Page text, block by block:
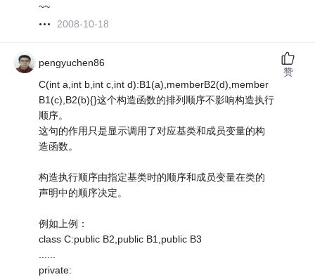
~~
2008-10-18
pengyuchen86
C(int a,int b,int c,int d):B1(a),memberB2(d),member
B1(c),B2(b){}这个构造函数的排列顺序不影响构造执行
顺序。
这句的作用只是显示调用了对应基类和成员变量的构
造函数。
构造执行顺序由指定基类时的顺序和成员变量在类的
声明中的顺序决定。
例如上例：
class C:public B2,public B1,public B3
......
private:
赞